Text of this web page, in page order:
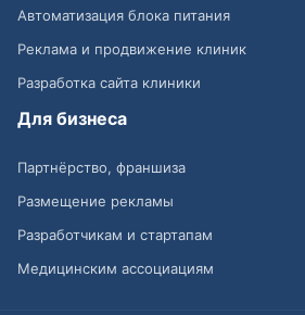
Автоматизация блока питания
Реклама и продвижение клиник
Разработка сайта клиники
Для бизнеса
Партнёрство, франшиза
Размещение рекламы
Разработчикам и стартапам
Медицинским ассоциациям